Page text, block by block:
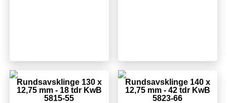
Rundsavsklinge 130 x
12,75 mm - 18 tdr KwB
5815-55
Rundsavsklinge 140 x
12,75 mm - 42 tdr KwB
5823-66